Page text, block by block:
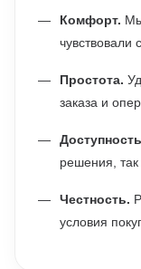
Комфорт.
чувствовали
Простота.
заказа и
решения,
Честность.
условия